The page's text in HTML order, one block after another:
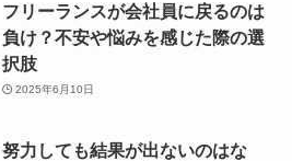
フリーランスが会社員に戻るのは
負け？不安や悩みを感じた際の選
択肢
2025年6月10日
努力しても結果が出ないのはな